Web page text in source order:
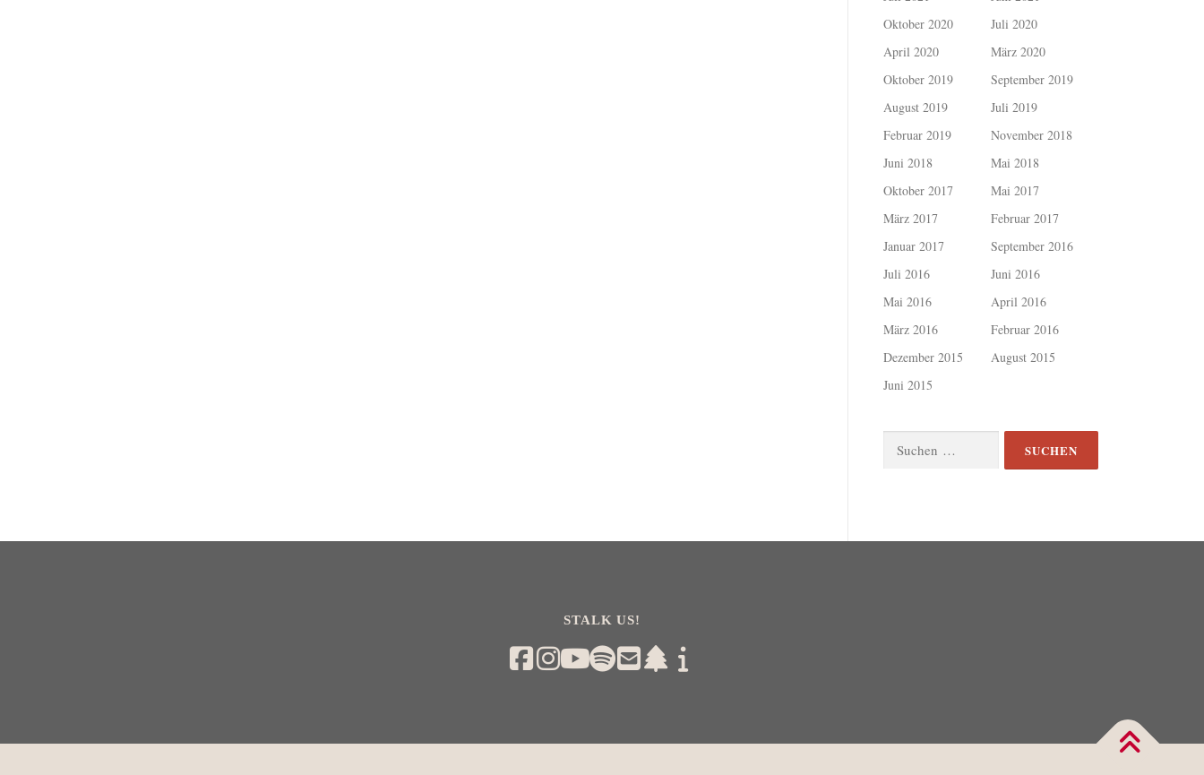
Oktober 2020
Juli 2020
April 2020
März 2020
Oktober 2019
September 2019
August 2019
Juli 2019
Februar 2019
November 2018
Juni 2018
Mai 2018
Oktober 2017
Mai 2017
März 2017
Februar 2017
Januar 2017
September 2016
Juli 2016
Juni 2016
Mai 2016
April 2016
März 2016
Februar 2016
Dezember 2015
August 2015
Juni 2015
nach:
STALK US!